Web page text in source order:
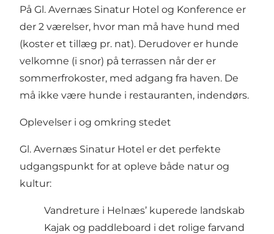
På Gl. Avernæs Sinatur Hotel og Konference er
der 2 værelser, hvor man må have hund med
(koster et tillæg pr. nat). Derudover er hunde
velkomne (i snor) på terrassen når der er
sommerfrokoster, med adgang fra haven. De
må ikke være hunde i restauranten, indendørs.
Oplevelser i og omkring stedet
Gl. Avernæs Sinatur Hotel er det perfekte
udgangspunkt for at opleve både natur og
kultur:
Vandreture i Helnæs’ kuperede landskab
Kajak og paddleboard i det rolige farvand